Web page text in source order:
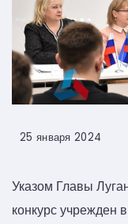
25 января 2024
Указом Главы
конкурс учрежден